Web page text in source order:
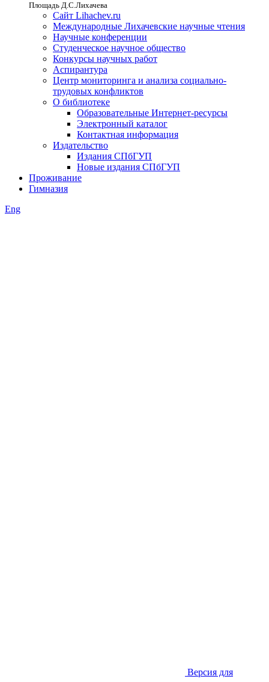
Площадь Д.С.Лихачева
Сайт Lihachev.ru
Международные Лихачевские научные чтения
Научные конференции
Студенческое научное общество
Конкурсы научных работ
Аспирантура
Центр мониторинга и анализа социально-
трудовых конфликтов
О библиотеке
Образовательные Интернет-ресурсы
Электронный каталог
Контактная информация
Издательство
Издания СПбГУП
Новые издания СПбГУП
Проживание
Гимназия
Eng
Версия для